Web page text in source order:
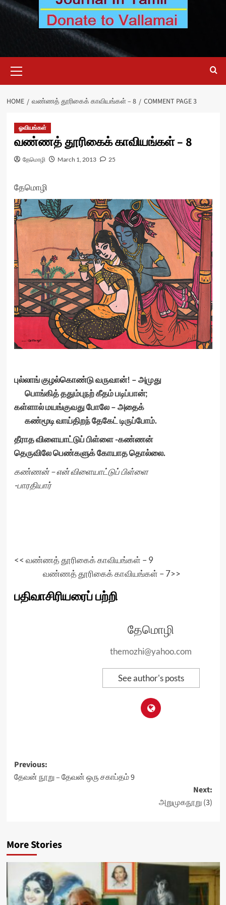
Menu
HOME வண்ணத் தூரிகைக் காவியங்கள் – 8 COMMENT PAGE 3
ஓவியங்கள்
வண்ணத் தூரிகைக் காவியங்கள் – 8
தேமொழி March 1, 2013 25
தேமொழி
புல்லாங் குழல்கொண்டு வருவான்! – அமுது
பொங்கித் ததும்புநற் கீதம் படிப்பான்;
கள்ளால் மயங்குவது போலே – அதைக்
கண்மூடி வாய்திறந் தேகேட் டிருப்போம்.
தீராத விளையாட்டுப் பிள்ளை -கண்ணன்
தெருவிலே பெண்களுக் கோயாத தொல்லை.
கண்ணன் – என் விளையாட்டுப் பிள்ளை
-பாரதியார்
<< வண்ணத் தூரிகைக் காவியங்கள் – 9
வண்ணத் தூரிகைக் காவியங்கள் – 7>>
பதிவாசிரியரைப் பற்றி
தேமொழி
themozhi@yahoo.com
See author's posts
Post
navigation
Previous:
தேவன் நூறு – தேவன் ஒரு சகாப்தம் 9
Next:
அறுமுகநூறு (3)
More Stories